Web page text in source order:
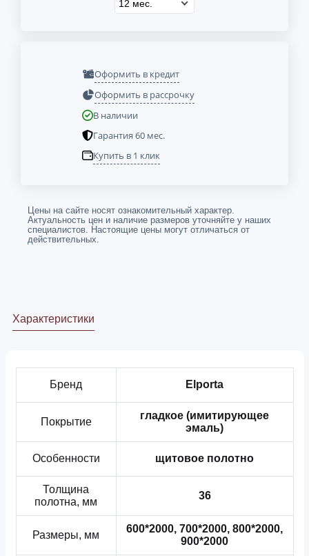
Оформить в кредит
Оформить в рассрочку
В наличии
Гарантия 60 мес.
Купить в 1 клик
Цены на сайте носят ознакомительный характер.
Актуальность цен и наличие размеров уточняйте у наших
специалистов. Настоящие цены могут отличаться от
действительных.
Характеристики
Бренд Elporta
Покрытие
гладкое (имитирующее
эмаль)
Особенности щитовое полотно
Толщина
полотна, мм
36
Размеры, мм
600*2000, 700*2000, 800*2000,
900*2000